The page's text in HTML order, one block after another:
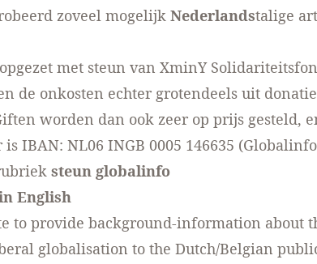
zoveel mogelijk Nederlandstalige
met steun van XminY
de onkosten echter grotendeels uit
worden dan ook zeer op prijs gesteld,
IBAN: NL06 INGB 0005 146635
steun globalinfo
English
to provide background-information about
globalisation to the Dutch/Belgian